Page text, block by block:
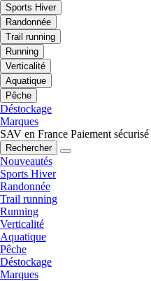
Sports Hiver
Randonnée
Trail running
Running
Verticalité
Aquatique
Pêche
Déstockage
Marques
SAV en France Paiement sécurisé
Rechercher
Nouveautés
Sports Hiver
Randonnée
Trail running
Running
Verticalité
Aquatique
Pêche
Déstockage
Marques